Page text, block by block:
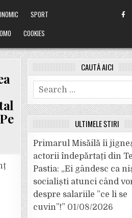
SPORT
COOKIES
CAUTĂ AICI
Search
for:
ULTIMELE ȘTIRI
Primarul Misăilă îi
actorii îndepărtați din
Pastia: „Ei gândesc ca
socialiști atunci când
despre salariile ”ce li se
cuvin”!” 01/08/2026